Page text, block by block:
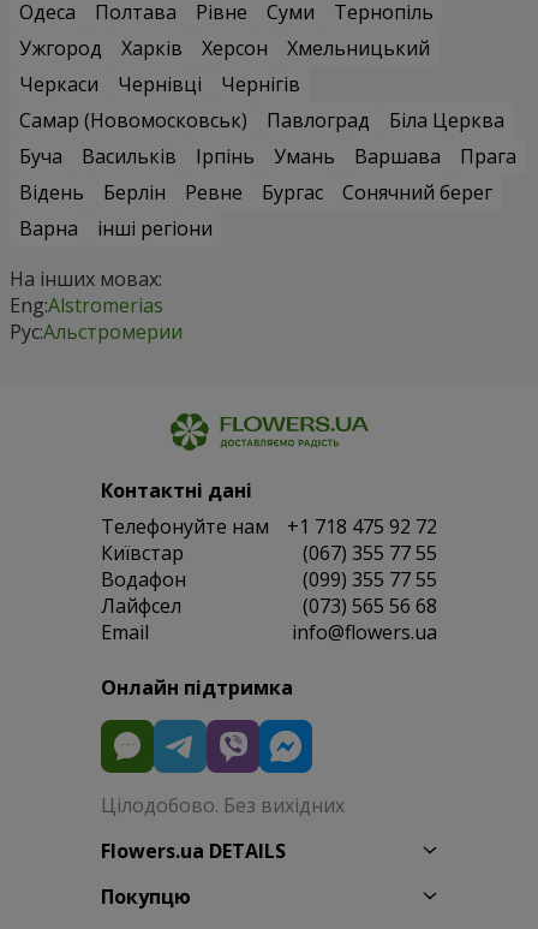
Одеса
Полтава Рівне Суми
Тернопіль
Ужгород
Харків Херсон
Хмельницький
Черкаси
Чернівці
Чернігів
Самар (Новомосковськ)
Павлоград
Біла Церква
Буча
Васильків Ірпінь Умань Варшава
Прага
Відень
Берлін Ревне Бургас
Сонячний берег
Варна
інші регіони
На інших мовах:
Eng:Alstromerias
Рус:Альстромерии
Контактні дані
Телефонуйте нам
+1 718 475 92 72
Київстар
(067) 355 77 55
Водафон
(099) 355 77 55
Лайфсел
(073) 565 56 68
Email
info@flowers.ua
Онлайн підтримка
Цілодобово. Без вихідних
Flowers.ua DETAILS
Покупцю